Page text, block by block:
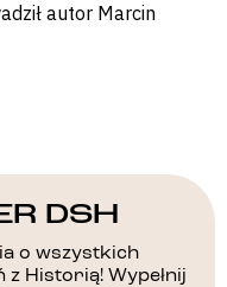
autor Marcin
DSH
o wszystkich
Historią! Wypełnij